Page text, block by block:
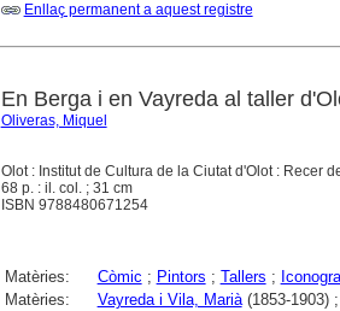
Enllaç permanent a aquest registre
En Berga i en Vayreda al taller
Oliveras, Miquel
Olot : Institut de Cultura de la Ciutat d'Olot : Recer
68 p. : il. col. ; 31 cm
ISBN 9788480671254
Matèries: Còmic ; Pintors ; Tallers ;
Matèries:
Vayreda i Vila, Marià(1853-1903) ;